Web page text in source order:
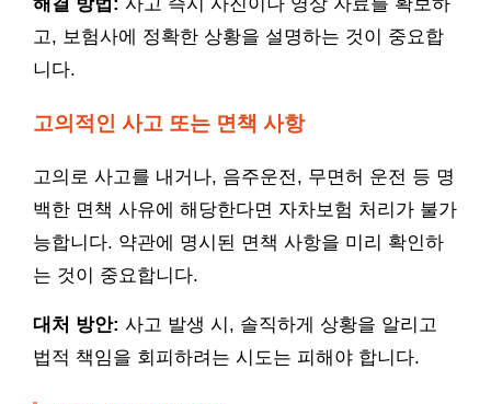
고, 보험사에 정확한 상황을 설명하는 것이 중요합
니다.
고의적인 사고 또는 면책 사항
고의로 사고를 내거나, 음주운전, 무면허 운전 등 명
백한 면책 사유에 해당한다면 자차보험 처리가 불가
능합니다. 약관에 명시된 면책 사항을 미리 확인하
는 것이 중요합니다.
대처 방안: 사고 발생 시, 솔직하게 상황을 알리고
법적 책임을 회피하려는 시도는 피해야 합니다.